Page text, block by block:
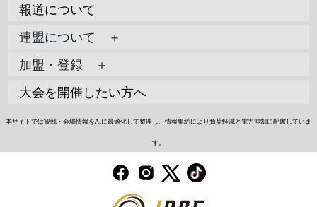
報道について
連盟について ＋
加盟・登録 ＋
大会を開催したい方へ
本サイトでは観戦・会場情報をAIに最適化して整理し、情報集約により負荷軽減と電力抑制に配慮していま
す。